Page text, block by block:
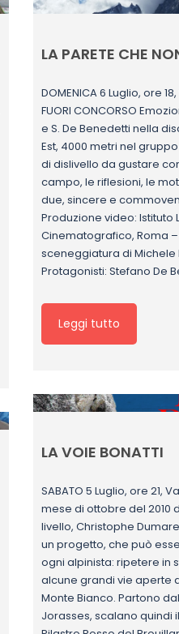
LA PARETE CHE
DOMENICA 6 Luglio, ore
FUORI CONCORSO
e S. De Benedetti nella
Est, 4000 metri nel
di dislivello da gustare
campo, le riflesioni, le
due, sincere e
Produzione video: Istituto
Cinematografico, Roma
sceneggiatura di Michele
Protagonisti: Stefano De
Leggi tutto
LA VOIE BONATTI
SABATO 5 Luglio, ore 21,
mese di ottobre del 2010
livello, Christophe
un progetto, che può
ogni alpinista: ripetere in
alcune grandi vie aperte
Monte Bianco. Partono
Jorasses, scalano quindi